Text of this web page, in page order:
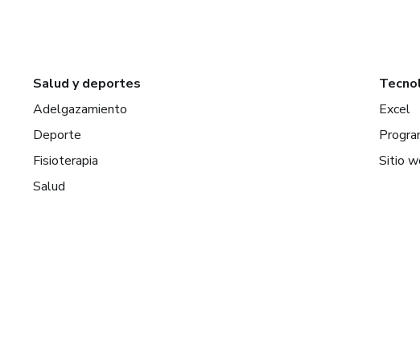
Salud y deportes
Adelgazamiento
Deporte
Fisioterapia
Salud
Excel
Sitio